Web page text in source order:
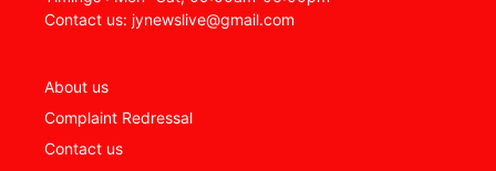
Contact us: jynewslive@gmail.com
About us
Complaint Redressal
Contact us